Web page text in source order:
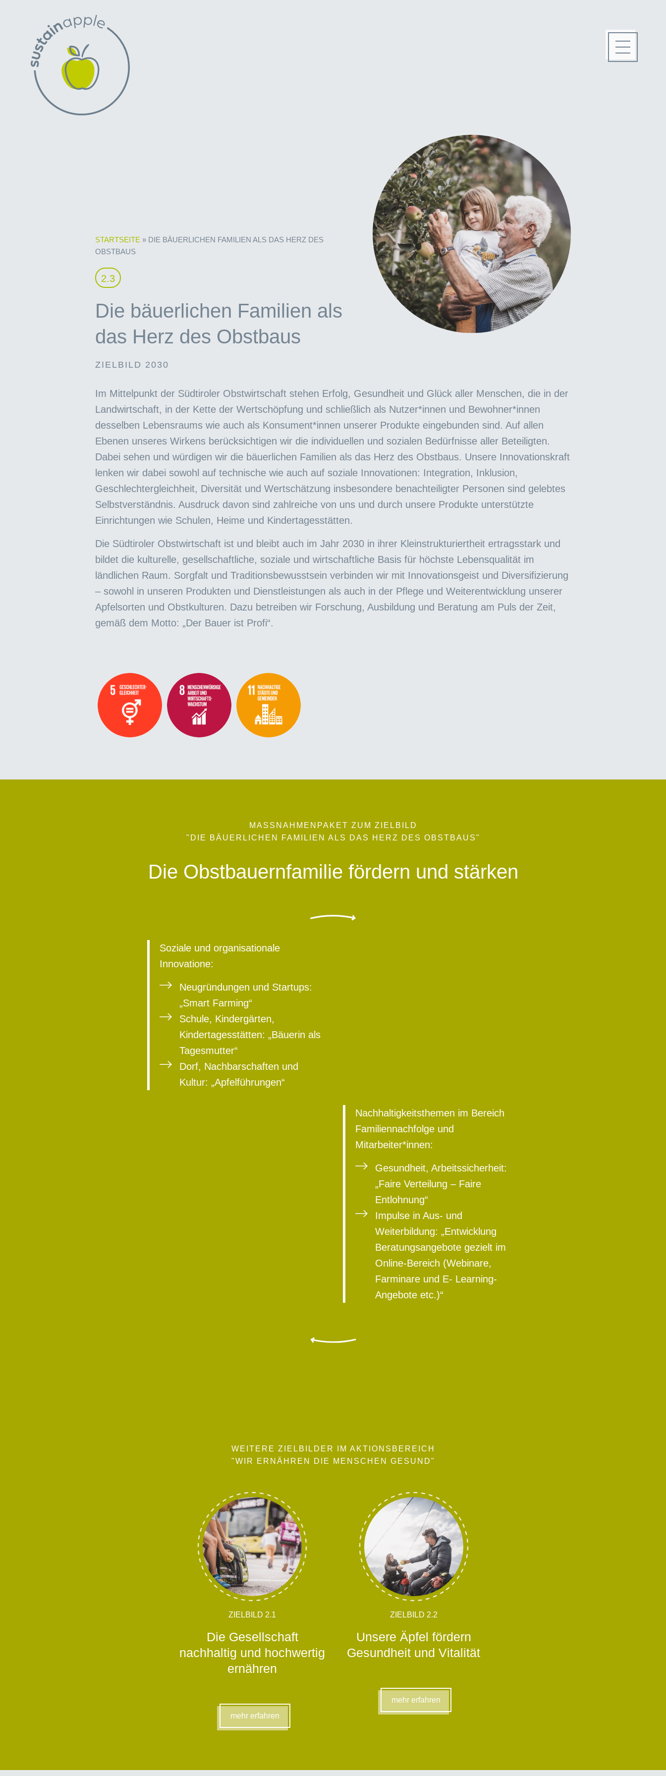
STARTSEITE » DIE BÄUERLICHEN FAMILIEN ALS DAS HERZ DES
OBSTBAUS
2.3
Die bäuerlichen Familien als
das Herz des Obstbaus
ZIELBILD 2030
Im Mittelpunkt der Südtiroler Obstwirtschaft stehen Erfolg, Gesundheit und Glück aller Menschen, die in der
Landwirtschaft, in der Kette der Wertschöpfung und schließlich als Nutzer*innen und Bewohner*innen
desselben Lebensraums wie auch als Konsument*innen unserer Produkte eingebunden sind. Auf allen
Ebenen unseres Wirkens berücksichtigen wir die individuellen und sozialen Bedürfnisse aller Beteiligten.
Dabei sehen und würdigen wir die bäuerlichen Familien als das Herz des Obstbaus. Unsere Innovationskraft
lenken wir dabei sowohl auf technische wie auch auf soziale Innovationen: Integration, Inklusion,
Geschlechtergleichheit, Diversität und Wertschätzung insbesondere benachteiligter Personen sind gelebtes
Selbstverständnis. Ausdruck davon sind zahlreiche von uns und durch unsere Produkte unterstützte
Einrichtungen wie Schulen, Heime und Kindertagesstätten.
Die Südtiroler Obstwirtschaft ist und bleibt auch im Jahr 2030 in ihrer Kleinstrukturiertheit ertragsstark und
bildet die kulturelle, gesellschaftliche, soziale und wirtschaftliche Basis für höchste Lebensqualität im
ländlichen Raum. Sorgfalt und Traditionsbewusstsein verbinden wir mit Innovationsgeist und Diversifizierung
– sowohl in unseren Produkten und Dienstleistungen als auch in der Pflege und Weiterentwicklung unserer
Apfelsorten und Obstkulturen. Dazu betreiben wir Forschung, Ausbildung und Beratung am Puls der Zeit,
gemäß dem Motto: „Der Bauer ist Profi“.
MASSNAHMENPAKET ZUM ZIELBILD
"DIE BÄUERLICHEN FAMILIEN ALS DAS HERZ DES OBSTBAUS"
Die Obstbauernfamilie fördern und stärken
Soziale und organisationale
Innovatione:
Neugründungen und Startups:
„Smart Farming“
Schule, Kindergärten,
Kindertagesstätten: „Bäuerin als
Tagesmutter“
Dorf, Nachbarschaften und
Kultur: „Apfelführungen“
Nachhaltigkeitsthemen im Bereich
Familiennachfolge und
Mitarbeiter*innen:
Gesundheit, Arbeitssicherheit:
„Faire Verteilung – Faire
Entlohnung“
Impulse in Aus- und
Weiterbildung: „Entwicklung
Beratungsangebote gezielt im
Online-Bereich (Webinare,
Farminare und E- Learning-
Angebote etc.)“
WEITERE ZIELBILDER IM AKTIONSBEREICH
"WIR ERNÄHREN DIE MENSCHEN GESUND"
ZIELBILD 2.1
Die Gesellschaft
nachhaltig und hochwertig
ernähren
mehr erfahren
ZIELBILD 2.2
Unsere Äpfel fördern
Gesundheit und Vitalität
mehr erfahren